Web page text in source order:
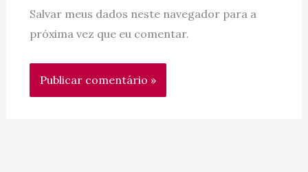
Salvar meus dados neste navegador para a
próxima vez que eu comentar.